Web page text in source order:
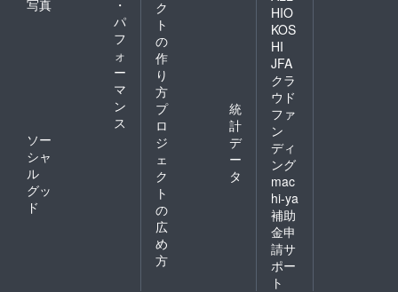
写真
・
パ
フ
ォ
ー
マ
ン
ス
ソー
シャ
ル
グッ
ド
ク
ト
の
作
り
方
プ
ロ
ジ
ェ
ク
ト
の
広
め
方
統
計
デ
ー
タ
HIO
KOS
HI
JFA
クラ
ウド
ファ
ン
ディ
ング
mac
hi-ya
補助
金申
請サ
ポー
ト